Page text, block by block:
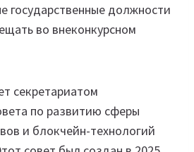
государственные должности
во внеконкурсном
секретариатом
по развитию сферы
и блокчейн-технологий